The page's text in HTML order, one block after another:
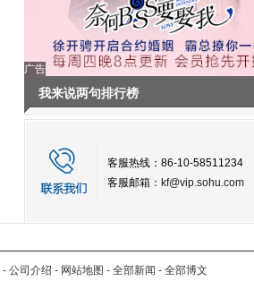
广告
我来说两句排行榜
客服热线：86-10-58511234
客服邮箱： kf@vip.sohu.com
- 公司介绍 - 网站地图 - 全部新闻 - 全部博文